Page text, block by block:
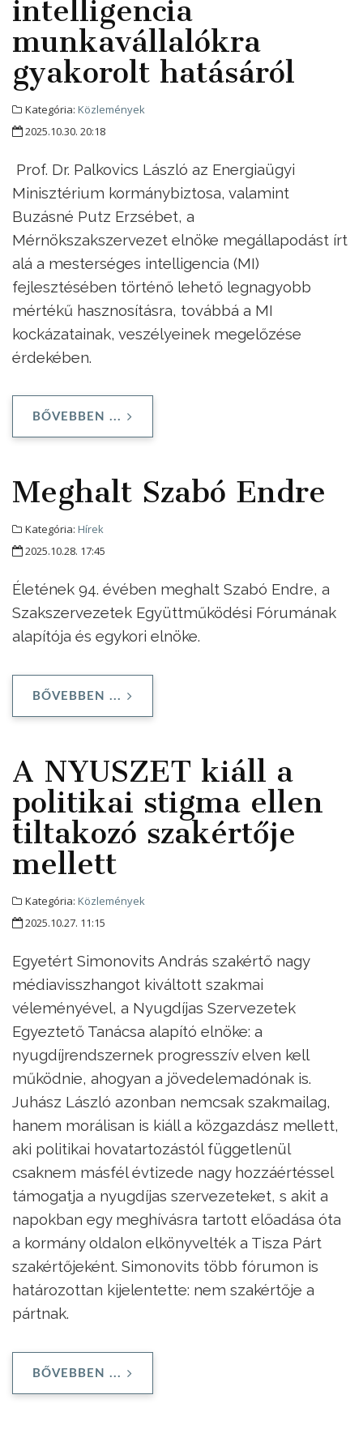
intelligencia
munkavállalókra
gyakorolt hatásáról
Kategória: Közlemények
2025.10.30. 20:18
Prof. Dr. Palkovics László az Energiaügyi
Minisztérium kormánybiztosa, valamint
Buzásné Putz Erzsébet, a
Mérnökszakszervezet elnöke megállapodást írt
alá a mesterséges intelligencia (MI)
fejlesztésében történő lehető legnagyobb
mértékű hasznosításra, továbbá a MI
kockázatainak, veszélyeinek megelőzése
érdekében.
BŐVEBBEN ...
Meghalt Szabó Endre
Kategória: Hírek
2025.10.28. 17:45
Életének 94. évében meghalt Szabó Endre, a
Szakszervezetek Együttműködési Fórumának
alapítója és egykori elnöke.
BŐVEBBEN ...
A NYUSZET kiáll a
politikai stigma ellen
tiltakozó szakértője
mellett
Kategória: Közlemények
2025.10.27. 11:15
Egyetért Simonovits András szakértő nagy
médiavisszhangot kiváltott szakmai
véleményével, a Nyugdíjas Szervezetek
Egyeztető Tanácsa alapító elnöke: a
nyugdíjrendszernek progresszív elven kell
működnie, ahogyan a jövedelemadónak is.
Juhász László azonban nemcsak szakmailag,
hanem morálisan is kiáll a közgazdász mellett,
aki politikai hovatartozástól függetlenül
csaknem másfél évtizede nagy hozzáértéssel
támogatja a nyugdíjas szervezeteket, s akit a
napokban egy meghívásra tartott előadása óta
a kormány oldalon elkönyvelték a Tisza Párt
szakértőjeként. Simonovits több fórumon is
határozottan kijelentette: nem szakértője a
pártnak.
BŐVEBBEN ...